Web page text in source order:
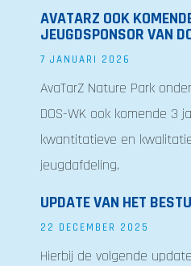
AVATARZ OOK
JEUGDSPONSOR VAN
7 JANUARI 2026
AvaTarZ Nature Park
DOS-WK ook komende 3
kwantitatieve en
jeugdafdeling.
UPDATE VAN HET
22 DECEMBER 2025
Hierbij de volgende